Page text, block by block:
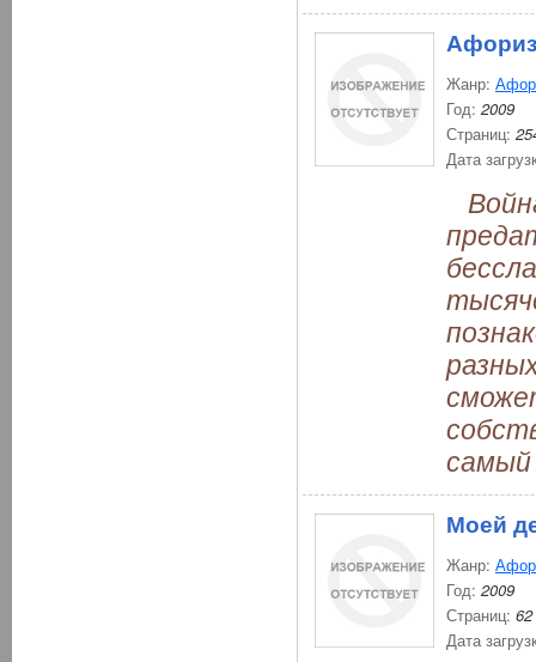
Жанр:
Год: 2009
Страниц:
Дата
самый
Моей
Жанр:
Год: 2009
Страниц: 62
Дата